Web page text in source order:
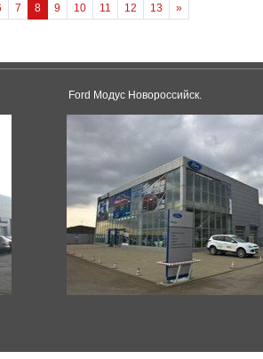
7 8 9 10 11 12 13 »
Ford Модус Новороссийск.